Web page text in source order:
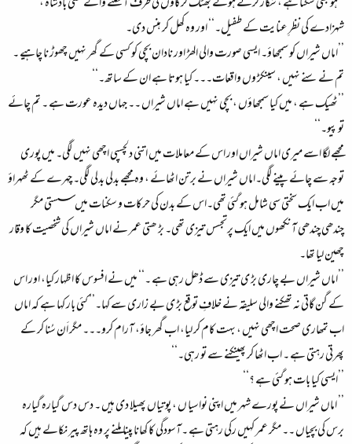
شہزادے کی نظرِ عنایت کے طفیل۔‘‘ اور وہ کھل کر ہنس دی۔
’’اماں شیراں کو سمجھاؤ۔ ایسی صورت والی الھڑ اور نادان بچی کو کسی کے گھر نہیں چھوڑ نا چاہیے ۔
تم نے سنے نہیں ، سینکڑ وں واقعات۔۔۔ کیا ہوتا ہے ان کے ساتھ۔‘‘
’’ٹھیک ہے ، میں کیا سمجھاؤں ، بچی نہیں ہے اماں شیراں ۔۔ جہاں دیدہ عورت ہے ۔ تم چائے
تو پیو۔‘‘
مجھے لگا اسے میری اماں شیراں اور اس کے معاملات میں اتنی دلچسپی اچھی نہیں لگی۔ میں پوری
توجہ سے چائے پینے لگی۔اماں شیراں نے برتن اٹھائے ، وہ مجھے بدلی بدلی لگی۔ چہرے کے ٹھہراؤ
میں اب ایک سختی سی شامل ہو گئی تھی۔اس کے بدن کی حرکات و سکنات میں سستی مگر
چندھی چندھی آنکھوں میں ایک پرتجسس تیزی تھی۔ بڑ ھتی عمر نے اماں شیراں کی شخصیت کا وقار
چھین لیا تھا۔
’’اماں شیراں بے چاری بڑ ی تیزی سے ڈھل رہی ہے ۔‘‘ میں نے افسوس کا اظہار کیا، اور اس
کے گن گاتی نہ تھکنے والی سلیقہ نے خلافِ توقع بڑ ی بے زاری سے کہا۔’’ کئی بار کہا ہے کہ اماں
اب تمھاری صحت اچھی نہیں ، بہت کام کر لیا، اب گھر جاؤ، آرام کرو۔۔۔ مگر اَن سُنا کر کے
پھرتی رہتی ہے ۔ اب اٹھا کر پھینکنے سے تو رہی۔‘‘
’’ایسی کیا بات ہو گئی ہے ؟‘‘
’’ اماں شیراں نے پورے شہر میں اپنی نواسیا ں ، پوتیاں پھیلا دی ہیں ۔ دس دس گیارہ گیارہ
برس کی بچیاں ۔۔ مگر عمر کہیں رکی رہتی ہے ۔آسودگی کا کھانا پینا ملنے پر وہ ہاتھ پیر نکالے ہیں کہ